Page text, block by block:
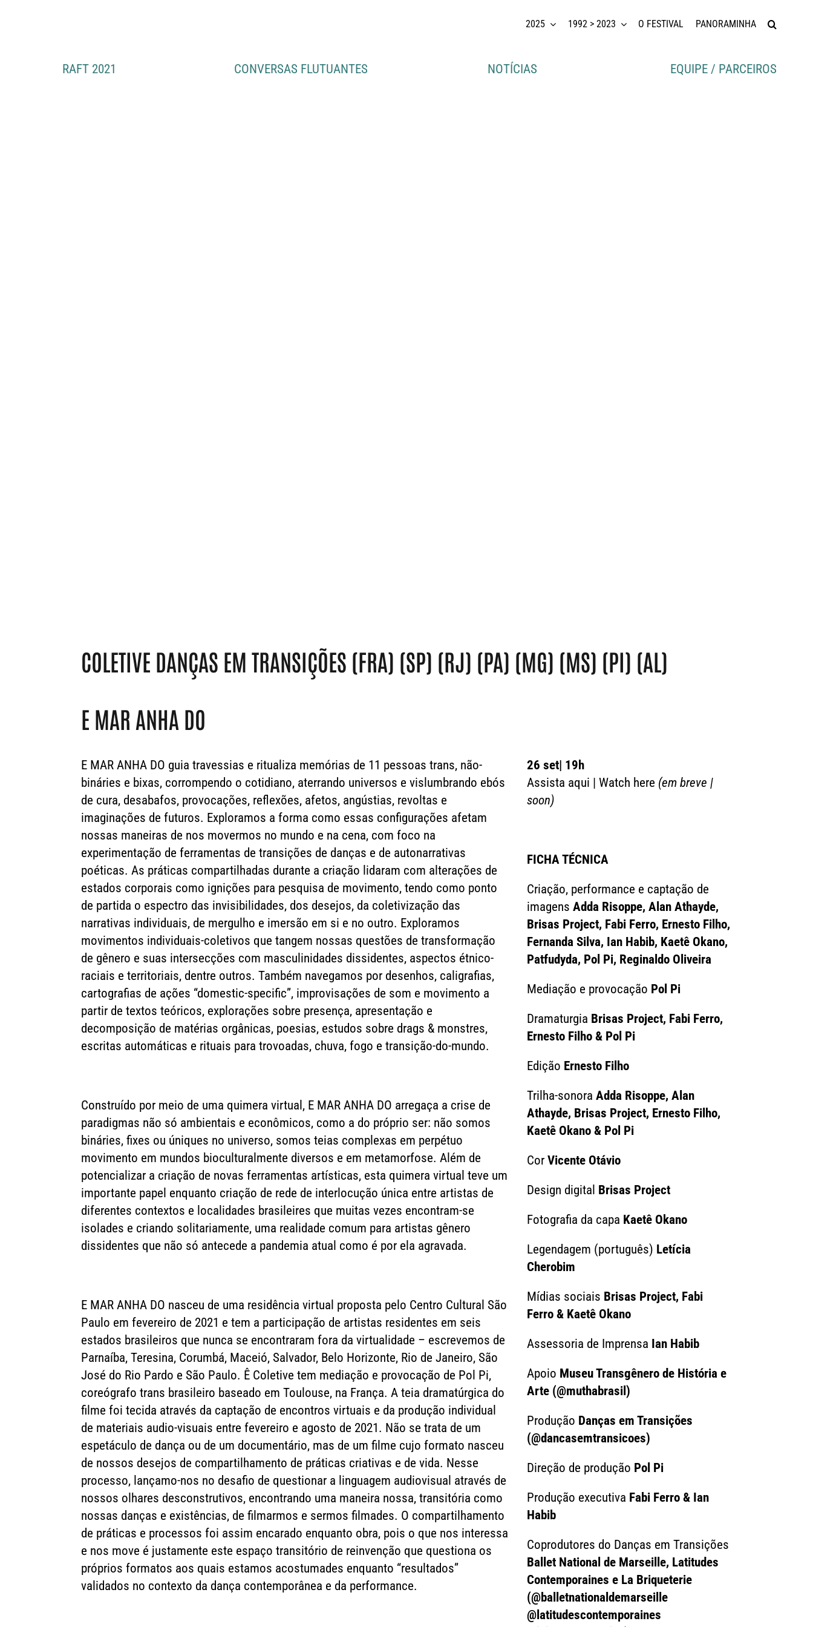
2025 1992 > 2023 O FESTIVAL PANORAMINHA
RAFT 2021 CONVERSAS FLUTUANTES NOTÍCIAS EQUIPE / PARCEIROS
COLETIVE DANÇAS EM TRANSIÇÕES (FRA) (SP) (RJ) (PA) (MG) (MS) (PI) (AL)
E MAR ANHA DO
E MAR ANHA DO guia travessias e ritualiza memórias de 11 pessoas trans, não-
bináries e bixas, corrompendo o cotidiano, aterrando universos e vislumbrando ebós
de cura, desabafos, provocações, reflexões, afetos, angústias, revoltas e
imaginações de futuros. Exploramos a forma como essas configurações afetam
nossas maneiras de nos movermos no mundo e na cena, com foco na
experimentação de ferramentas de transições de danças e de autonarrativas
poéticas. As práticas compartilhadas durante a criação lidaram com alterações de
estados corporais como ignições para pesquisa de movimento, tendo como ponto
de partida o espectro das invisibilidades, dos desejos, da coletivização das
narrativas individuais, de mergulho e imersão em si e no outro. Exploramos
movimentos individuais-coletivos que tangem nossas questões de transformação
de gênero e suas intersecções com masculinidades dissidentes, aspectos étnico-
raciais e territoriais, dentre outros. Também navegamos por desenhos, caligrafias,
cartografias de ações “domestic-specific”, improvisações de som e movimento a
partir de textos teóricos, explorações sobre presença, apresentação e
decomposição de matérias orgânicas, poesias, estudos sobre drags & monstres,
escritas automáticas e rituais para trovoadas, chuva, fogo e transição-do-mundo.
Construído por meio de uma quimera virtual, E MAR ANHA DO arregaça a crise de
paradigmas não só ambientais e econômicos, como a do próprio ser: não somos
bináries, fixes ou úniques no universo, somos teias complexas em perpétuo
movimento em mundos bioculturalmente diversos e em metamorfose. Além de
potencializar a criação de novas ferramentas artísticas, esta quimera virtual teve um
importante papel enquanto criação de rede de interlocução única entre artistas de
diferentes contextos e localidades brasileires que muitas vezes encontram-se
isolades e criando solitariamente, uma realidade comum para artistas gênero
dissidentes que não só antecede a pandemia atual como é por ela agravada.
E MAR ANHA DO nasceu de uma residência virtual proposta pelo Centro Cultural São
Paulo em fevereiro de 2021 e tem a participação de artistas residentes em seis
estados brasileiros que nunca se encontraram fora da virtualidade – escrevemos de
Parnaíba, Teresina, Corumbá, Maceió, Salvador, Belo Horizonte, Rio de Janeiro, São
José do Rio Pardo e São Paulo. Ê Coletive tem mediação e provocação de Pol Pi,
coreógrafo trans brasileiro baseado em Toulouse, na França. A teia dramatúrgica do
filme foi tecida através da captação de encontros virtuais e da produção individual
de materiais audio-visuais entre fevereiro e agosto de 2021. Não se trata de um
espetáculo de dança ou de um documentário, mas de um filme cujo formato nasceu
de nossos desejos de compartilhamento de práticas criativas e de vida. Nesse
processo, lançamo-nos no desafio de questionar a linguagem audiovisual através de
nossos olhares desconstrutivos, encontrando uma maneira nossa, transitória como
nossas danças e existências, de filmarmos e sermos filmades. O compartilhamento
de práticas e processos foi assim encarado enquanto obra, pois o que nos interessa
e nos move é justamente este espaço transitório de reinvenção que questiona os
próprios formatos aos quais estamos acostumades enquanto “resultados”
validados no contexto da dança contemporânea e da performance.
26 set| 19h
Assista aqui | Watch here (em breve |
soon)
FICHA TÉCNICA
Criação, performance e captação de
imagens Adda Risoppe, Alan Athayde,
Brisas Project, Fabi Ferro, Ernesto Filho,
Fernanda Silva, Ian Habib, Kaetê Okano,
Patfudyda, Pol Pi, Reginaldo Oliveira
Mediação e provocação Pol Pi
Dramaturgia Brisas Project, Fabi Ferro,
Ernesto Filho & Pol Pi
Edição Ernesto Filho
Trilha-sonora Adda Risoppe, Alan
Athayde, Brisas Project, Ernesto Filho,
Kaetê Okano & Pol Pi
Cor Vicente Otávio
Design digital Brisas Project
Fotografia da capa Kaetê Okano
Legendagem (português) Letícia
Cherobim
Mídias sociais Brisas Project, Fabi
Ferro & Kaetê Okano
Assessoria de Imprensa Ian Habib
Apoio Museu Transgênero de História e
Arte (@muthabrasil)
Produção Danças em Transições
(@dancasemtransicoes)
Direção de produção Pol Pi
Produção executiva Fabi Ferro & Ian
Habib
Coprodutores do Danças em Transições
Ballet National de Marseille, Latitudes
Contemporaines e La Briqueterie
(@balletnationaldemarseille
@latitudescontemporaines